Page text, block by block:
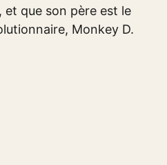
et que son père est le
Monkey D.